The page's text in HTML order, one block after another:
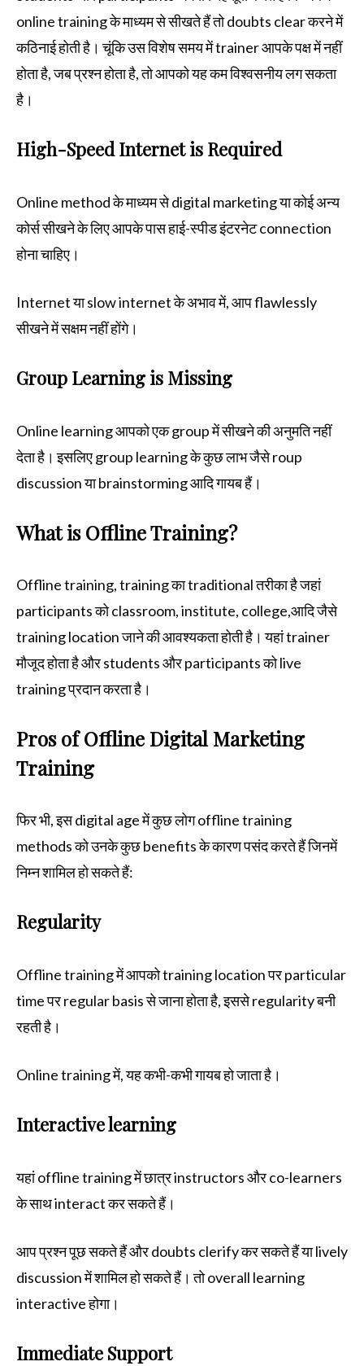
online training के माध्यम से सीखते हैं तो doubts clear करने में
कठिनाई होती है। चूंकि उस विशेष समय में trainer आपके पक्ष में नहीं
होता है, जब प्रश्न होता है, तो आपको यह कम विश्वसनीय लग सकता
है।
High-Speed Internet is Required
Online method के माध्यम से digital marketing या कोई अन्य
कोर्स सीखने के लिए आपके पास हाई-स्पीड इंटरनेट connection
होना चाहिए।
Internet या slow internet के अभाव में, आप flawlessly
सीखने में सक्षम नहीं होंगे।
Group Learning is Missing
Online learning आपको एक group में सीखने की अनुमति नहीं
देता है। इसलिए group learning के कुछ लाभ जैसे roup
discussion या brainstorming आदि गायब हैं।
What is Offline Training?
Offline training, training का traditional तरीका है जहां
participants को classroom, institute, college,आदि जैसे
training location जाने की आवश्यकता होती है। यहां trainer
मौजूद होता है और students और participants को live
training प्रदान करता है।
Pros of Offline Digital Marketing
Training
फिर भी, इस digital age में कुछ लोग offline training
methods को उनके कुछ benefits के कारण पसंद करते हैं जिनमें
निम्न शामिल हो सकते हैं:
Regularity
Offline training में आपको training location पर particular
time पर regular basis से जाना होता है, इससे regularity बनी
रहती है।
Online training में, यह कभी-कभी गायब हो जाता है।
Interactive learning
यहां offline training में छात्र instructors और co-learners
के साथ interact कर सकते हैं।
आप प्रश्न पूछ सकते हैं और doubts clerify कर सकते हैं या lively
discussion में शामिल हो सकते हैं। तो overall learning
interactive होगा।
Immediate Support